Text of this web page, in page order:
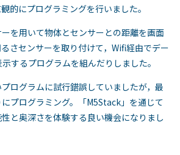
的にプログラミングを行いました。
を用いて物体とセンサーとの距離を画面
さセンサーを取り付けて，Wifi経由でデー
するプログラムを組んだりしました。
ログラムに試行錯誤していましたが，最
プログラミング。「M5Stack」を通じて
と奥深さを体験する良い機会になりまし